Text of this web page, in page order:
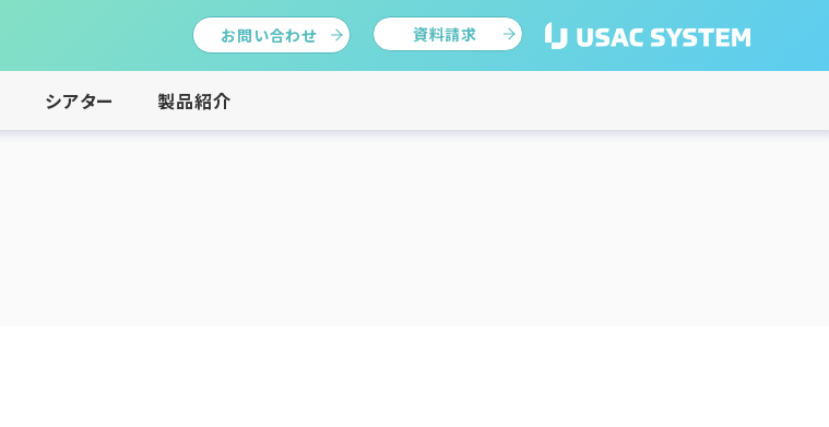
シアター 製品紹介
お問い合わせ 資料請求